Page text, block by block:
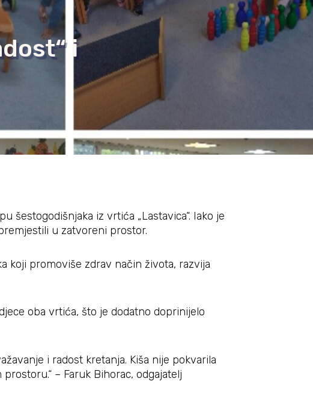
i
šestogodišnjaka iz vrtića „Lastavica“. Iako je
u zatvoreni prostor.
koji promoviše zdrav način života, razvija
oba vrtića, što je dodatno doprinijelo
i radost kretanja. Kiša nije pokvarila
– Faruk Bihorac, odgajatelj